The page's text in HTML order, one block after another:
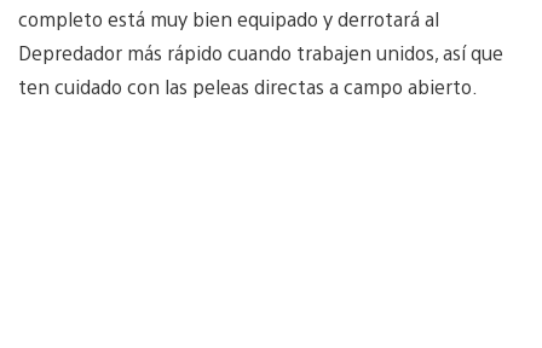
completo está muy bien equipado y derrotará al
Depredador más rápido cuando trabajen unidos, así que
ten cuidado con las peleas directas a campo abierto.